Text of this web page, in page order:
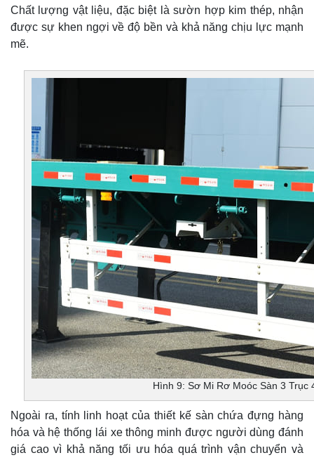
Chất lượng vật liệu, đặc biệt là sườn hợp kim thép, nhận
được sự khen ngợi về độ bền và khả năng chịu lực mạnh
mẽ.
Hình 9: Sơ Mi Rơ Moóc Sàn 3 Trục
Ngoài ra, tính linh hoạt của thiết kế sàn chứa đựng hàng
hóa và hệ thống lái xe thông minh được người dùng đánh
giá cao vì khả năng tối ưu hóa quá trình vận chuyển và